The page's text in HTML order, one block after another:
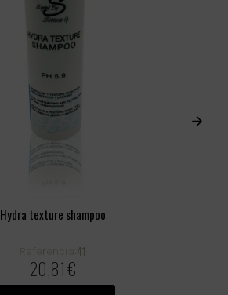
Hydra texture shampoo
Referencia: 41
20,81 €